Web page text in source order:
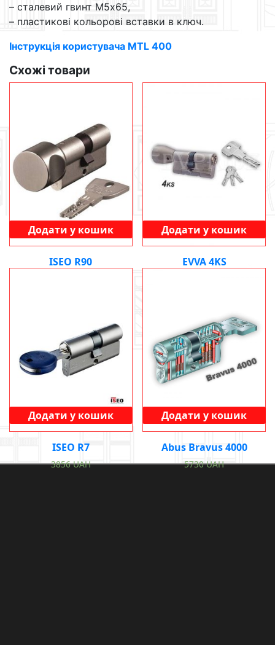
– сталевий гвинт М5х65,
– пластикові кольорові вставки в ключ.
Інструкція користувача MTL 400
Схожі товари
ISEO R90
Додати у кошик
EVVA 4KS
Додати у кошик
ISEO R7
3856UAH
Додати у кошик
Abus Bravus 4000
5730UAH
Додати у кошик